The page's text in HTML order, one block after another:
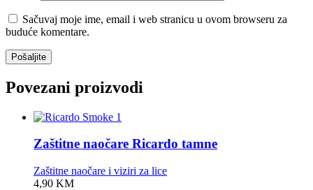
Sačuvaj moje ime, email i web stranicu u ovom browseru za
buduće komentare.
Povezani proizvodi
Zaštitne naočare Ricardo tamne
Zaštitne naočare i viziri za lice
0,0
4,90 KM